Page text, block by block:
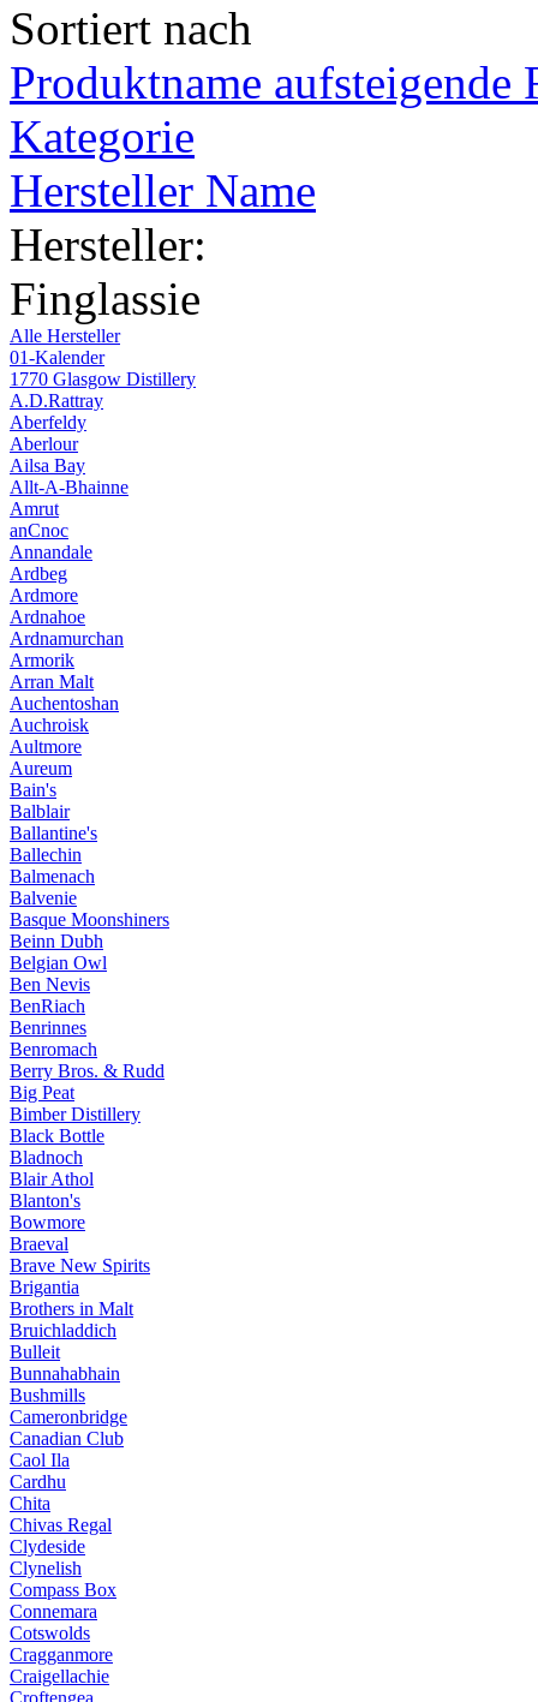
Sortiert nach
Produktname aufsteigende
Kategorie
Hersteller Name
Hersteller:
Finglassie
Alle Hersteller
01-Kalender
1770 Glasgow Distillery
A.D.Rattray
Aberfeldy
Aberlour
Ailsa Bay
Allt-A-Bhainne
Amrut
anCnoc
Annandale
Ardbeg
Ardmore
Ardnahoe
Ardnamurchan
Armorik
Arran Malt
Auchentoshan
Auchroisk
Aultmore
Aureum
Bain's
Balblair
Ballantine's
Ballechin
Balmenach
Balvenie
Basque Moonshiners
Beinn Dubh
Belgian Owl
Ben Nevis
BenRiach
Benrinnes
Benromach
Berry Bros. & Rudd
Big Peat
Bimber Distillery
Black Bottle
Bladnoch
Blair Athol
Blanton's
Bowmore
Braeval
Brave New Spirits
Brigantia
Brothers in Malt
Bruichladdich
Bulleit
Bunnahabhain
Bushmills
Cameronbridge
Canadian Club
Caol Ila
Cardhu
Chita
Chivas Regal
Clydeside
Clynelish
Compass Box
Connemara
Cotswolds
Cragganmore
Craigellachie
Croftengea